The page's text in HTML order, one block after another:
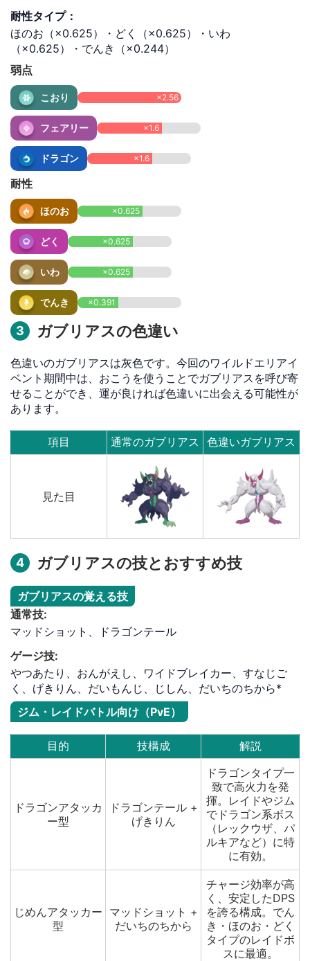
耐性タイプ：
ほのお（×0.625）・どく（×0.625）・いわ
（×0.625）・でんき（×0.244）
弱点
こおり ×2.56
フェアリー ×1.6
ドラゴン ×1.6
耐性
ほのお ×0.625
どく ×0.625
いわ ×0.625
でんき ×0.391
3 ガブリアスの色違い
色違いのガブリアスは灰色です。今回のワイルドエリアイ
ベント期間中は、おこうを使うことでガブリアスを呼び寄
せることができ、運が良ければ色違いに出会える可能性が
あります。
項目 通常のガブリアス 色違いガブリアス
見た目
4 ガブリアスの技とおすすめ技
ガブリアスの覚える技
通常技:
マッドショット、ドラゴンテール
ゲージ技:
やつあたり、おんがえし、ワイドブレイカー、すなじご
く、げきりん、だいもんじ、じしん、だいちのちから*
ジム・レイドバトル向け（PvE）
目的 技構成 解説
ドラゴンアタッカ
ー型
ドラゴンテール +
げきりん
ドラゴンタイプ一
致で高火力を発
揮。レイドやジム
でドラゴン系ボス
（レックウザ、パ
ルキアなど）に特
に有効。
じめんアタッカー
型
マッドショット +
だいちのちから
チャージ効率が高
く、安定したDPS
を誇る構成。でん
き・ほのお・どく
タイプのレイドボ
スに最適。